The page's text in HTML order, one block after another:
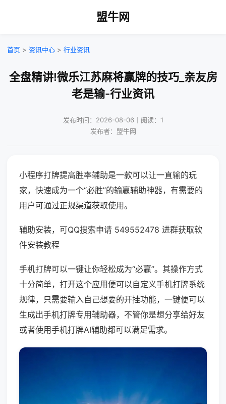
盟牛网
首页 > 资讯中心 > 行业资讯
全盘精讲!微乐江苏麻将赢牌的技巧_亲友房
老是输-行业资讯
发布时间：2026-08-06｜阅读：1
发布者：盟牛网
小程序打牌提高胜率辅助是一款可以让一直输的玩
家，快速成为一个“必胜”的输赢辅助神器，有需要的
用户可通过正规渠道获取使用。
辅助安装，可QQ搜索申请 549552478 进群获取软
件安装教程
手机打牌可以一键让你轻松成为“必赢”。其操作方式
十分简单，打开这个应用便可以自定义手机打牌系统
规律，只需要输入自己想要的开挂功能，一键便可以
生成出手机打牌专用辅助器，不管你是想分享给好友
或者使用手机打牌AI辅助都可以满足需求。